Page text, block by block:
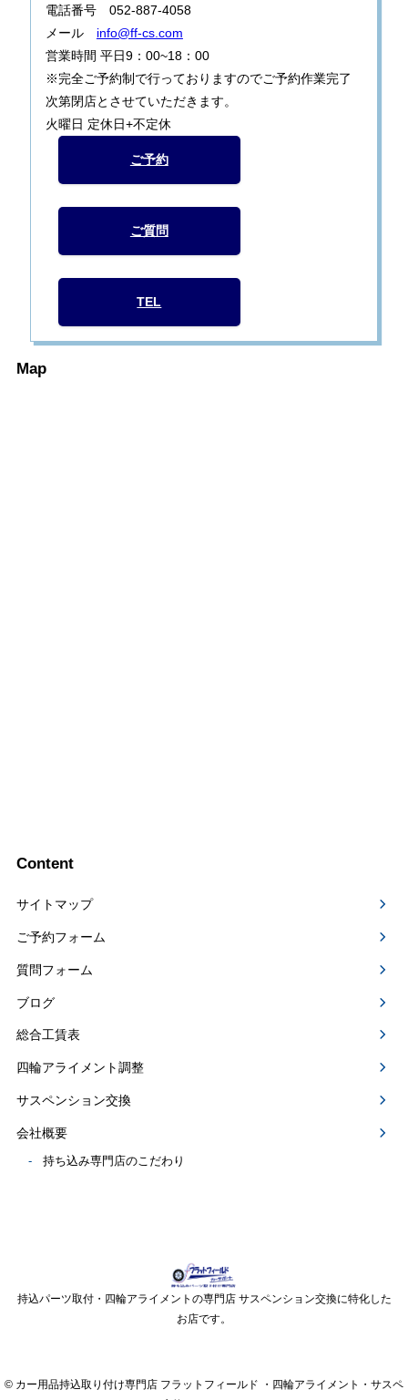
電話番号 052-887-4058
メール info@ff-cs.com
営業時間 平日9：00~18：00
※完全ご予約制で行っておりますのでご予約作業完了
次第閉店とさせていただきます。
火曜日 定休日+不定休
ご予約
ご質問
TEL
Map
Content
サイトマップ
ご予約フォーム
質問フォーム
ブログ
総合工賃表
四輪アライメント調整
サスペンション交換
会社概要
持ち込み専門店のこだわり
持込パーツ取付・四輪アライメントの専門店 サスペンション交換に特化した
お店です。
© カー用品持込取り付け専門店 フラットフィールド ・四輪アライメント・サスペ